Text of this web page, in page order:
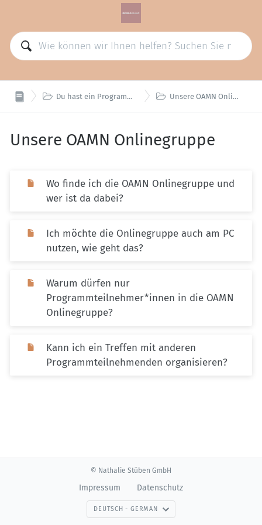
 Du hast ein Programm gebucht  Unsere OAMN Onlinegruppe
Unsere OAMN Onlinegruppe
Wo finde ich die OAMN Onlinegruppe und
wer ist da dabei?
Ich möchte die Onlinegruppe auch am PC
nutzen, wie geht das?
Warum dürfen nur
Programmteilnehmer*innen in die OAMN
Onlinegruppe?
Kann ich ein Treffen mit anderen
Programmteilnehmenden organisieren?
© Nathalie Stüben GmbH
Impressum Datenschutz
DEUTSCH - GERMAN